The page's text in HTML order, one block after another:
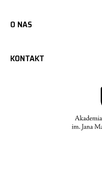
O NAS
KONTAKT